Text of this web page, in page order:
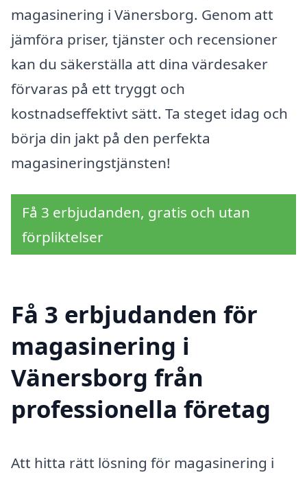
magasinering i Vänersborg. Genom att
jämföra priser, tjänster och recensioner
kan du säkerställa att dina värdesaker
förvaras på ett tryggt och
kostnadseffektivt sätt. Ta steget idag och
börja din jakt på den perfekta
magasineringstjänsten!
Få 3 erbjudanden, gratis och utan
förpliktelser
Få 3 erbjudanden för
magasinering i
Vänersborg från
professionella företag
Att hitta rätt lösning för magasinering i